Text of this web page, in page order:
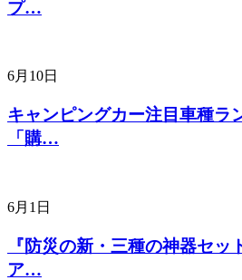
プ…
6月10日
キャンピングカー注目車種ラ
「購…
6月1日
『防災の新・三種の神器セッ
ア…